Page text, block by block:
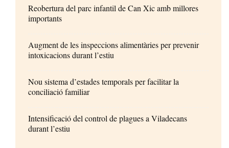
Reobertura del parc infantil de Can Xic amb millores
importants
Augment de les inspeccions alimentàries per prevenir
intoxicacions durant l’estiu
Nou sistema d’estades temporals per facilitar la
conciliació familiar
Intensificació del control de plagues a Viladecans
durant l’estiu